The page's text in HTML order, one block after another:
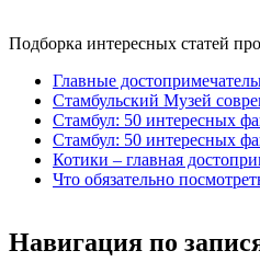
Подборка интересных статей
Главные
Стамбульский Музей
Стамбул: 50 интересных
Стамбул: 50 интересных
Котики – главная
Что обязательно
Навигация по